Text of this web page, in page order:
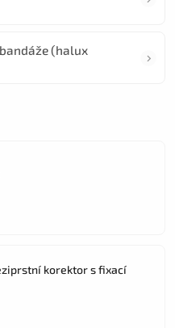
(halux
korektor s fixací